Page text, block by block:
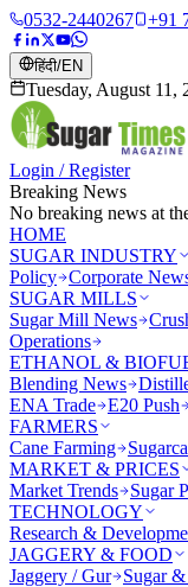
0532-2440267 +91
हिंदी/EN
Tuesday, August 11,
Login / Register
Breaking News
No breaking news at
HOME
SUGAR INDUSTRY
Policy Corporate
SUGAR MILLS
Sugar Mill News
Operations
ETHANOL &
Blending News
ENA Trade E20 Push
FARMERS
Cane Farming
MARKET & PRICES
Market Trends
Sugar
TECHNOLOGY
Research &
JAGGERY & FOOD
Jaggery / Gur
Sugar